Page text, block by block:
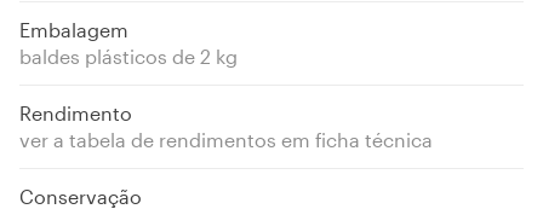
Embalagem
baldes plásticos de 2 kg
Rendimento
ver a tabela de rendimentos em ficha técnica
Conservação